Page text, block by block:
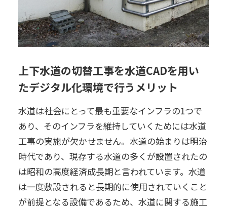
上下水道の切替工事を水道CADを用い
たデジタル化環境で行うメリット
水道は社会にとって最も重要なインフラの1つで
あり、そのインフラを維持していくためには水道
工事の実施が欠かせません。水道の始まりは明治
時代であり、現存する水道の多くが設置されたの
は昭和の高度経済成長期と言われています。水道
は一度敷設されると長期的に使用されていくこと
が前提となる設備であるため、水道に関する施工